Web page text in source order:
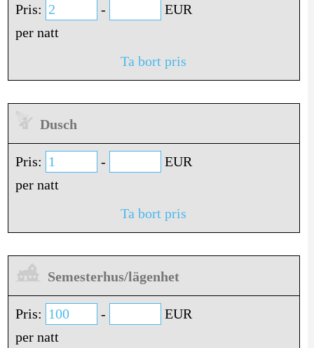
Pris: -
EUR
per natt
Ta bort pris
Dusch
Pris: -
EUR
per natt
Ta bort pris
Semesterhus/lägenhet
Pris: -
EUR
per natt